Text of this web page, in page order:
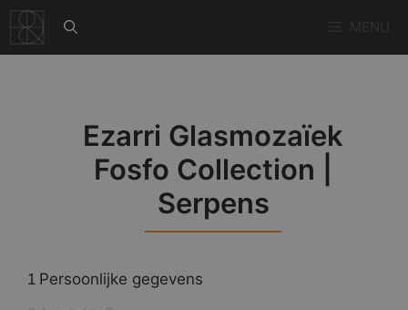
naar
de
Ezarri Glasmozaïek
Fosfo Collection |
Serpens
1 Persoonlijke gegevens